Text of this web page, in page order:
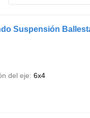
Suspensión
del eje 6x4